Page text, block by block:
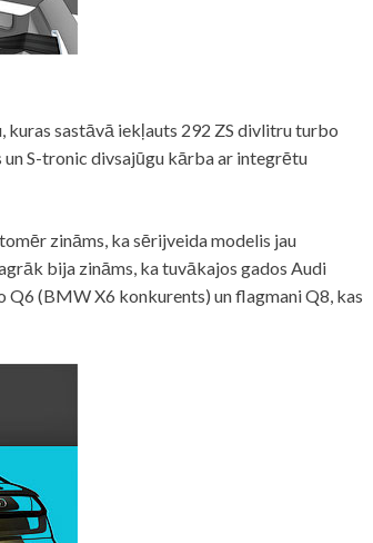
sastāvā iekļauts 292 ZS divlitru turbo
S-tronic divsajūgu kārba ar integrētu
zināms, ka sērijveida modelis jau
bija zināms, ka tuvākajos gados Audi
(BMW X6 konkurents) un flagmani Q8, kas